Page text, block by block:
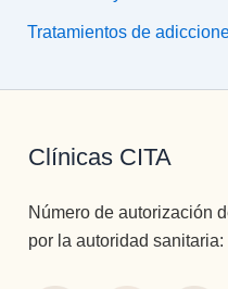
Tratamientos de
Clínicas CITA
Número de autorización
por la autoridad